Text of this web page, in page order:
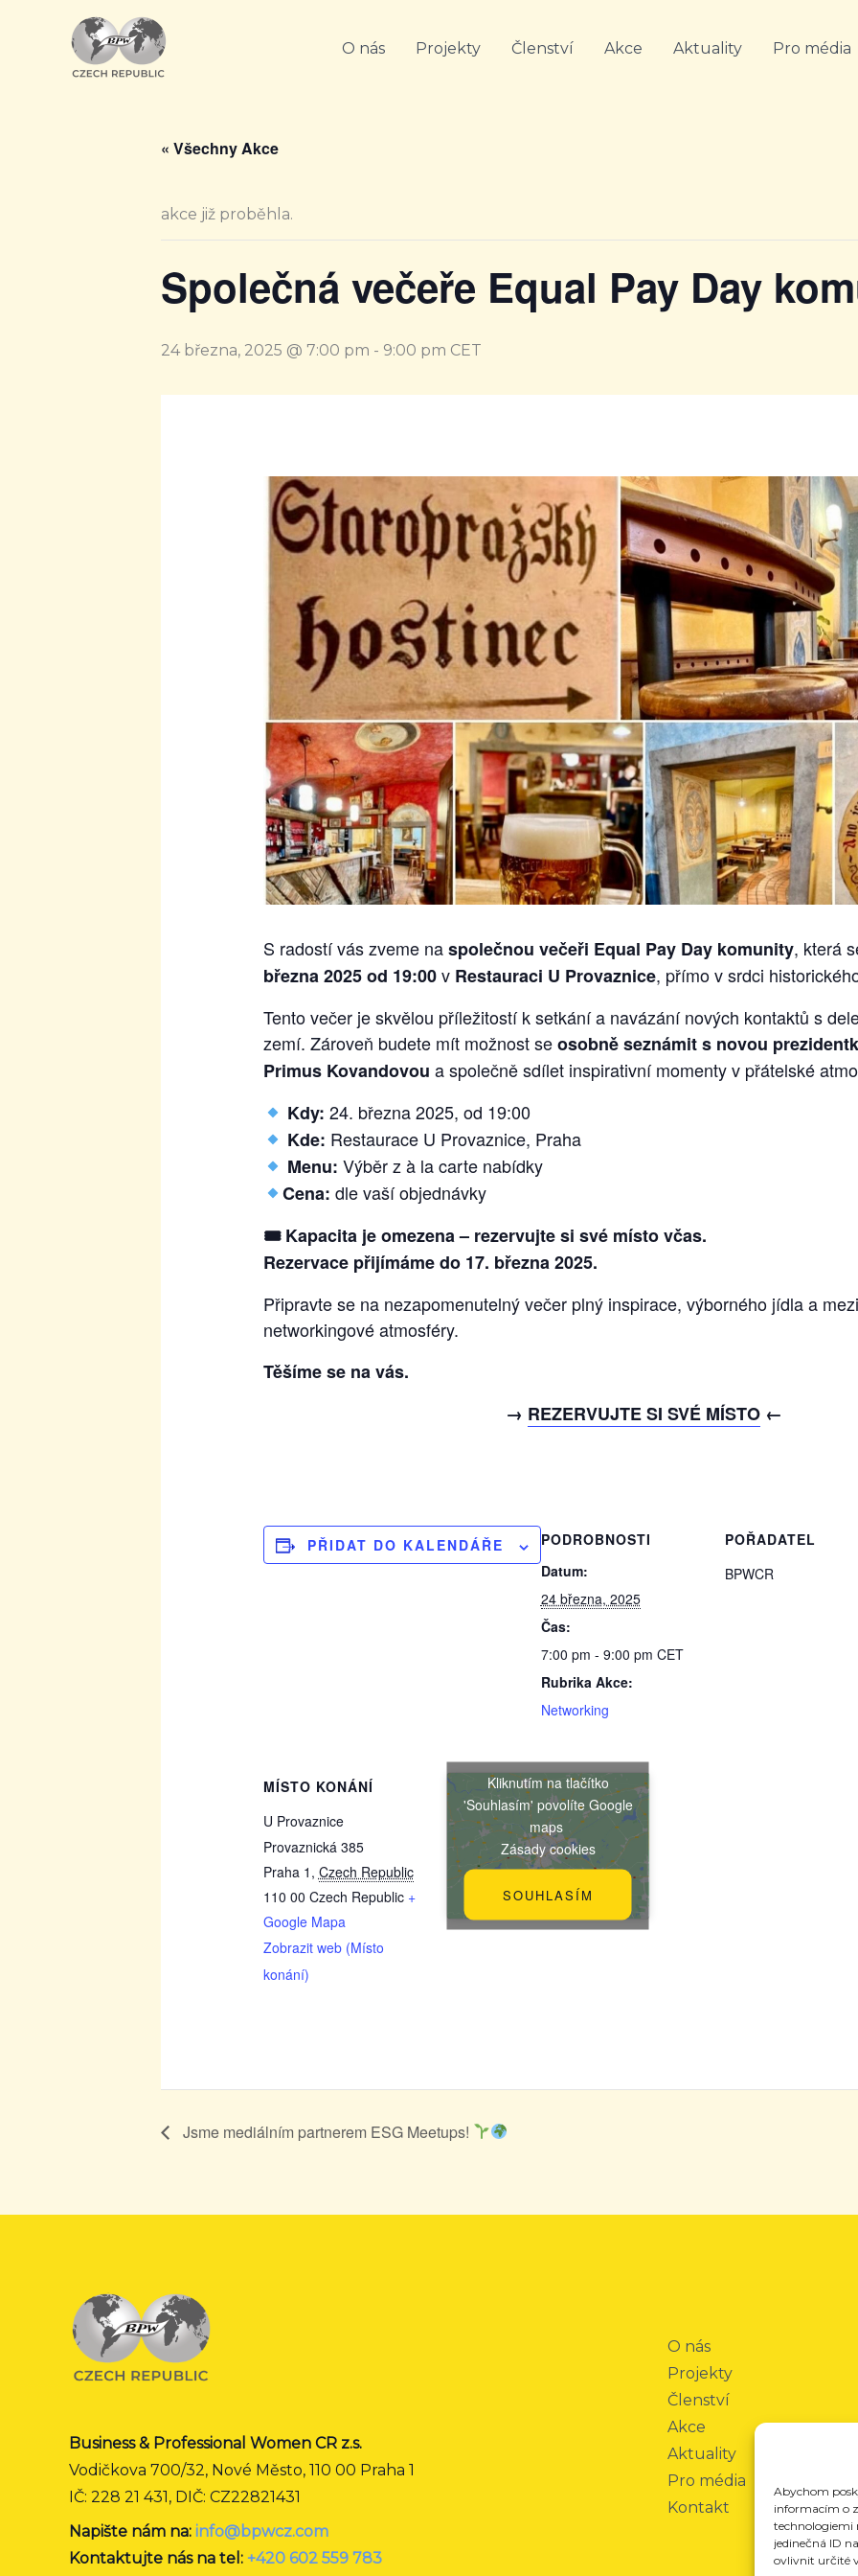
Abychom
informacím o
technologiemi
jedinečná ID
ovlivnit určité
O nás Projekty Členství Akce Aktuality Pro média
« Všechny Akce
akce již proběhla.
Společná večeře Equal Pay Day
24 března, 2025 @ 7:00 pm - 9:00 pm CET
S radostí vás zveme naspolečnou večeři Equal Pay Day komunity, která
března 2025 od 19:00v Restauraci U Provaznice, přímo v srdci
Tento večer je skvělou příležitostí k setkání a navázání nových kontaktů s
zemí. Zároveň budete mít možnost seosobně seznámit s novou
Primus Kovandovou a společně sdílet inspirativní momenty v přátelské
Kdy: 24. března 2025, od 19:00
Kde: Restaurace U Provaznice, Praha
Menu: Výběr z à la carte nabídky
Cena: dle vaší objednávky
🎟 Kapacita je omezena – rezervujte si své místo včas.
Rezervace přijímáme do 17. března 2025.
Připravte se na nezapomenutelný večer plný inspirace, výborného jídla a
networkingové atmosféry.
Těšíme se na vás.
→ REZERVUJTE SI SVÉ MÍSTO←
PŘIDAT DO KALENDÁŘE
PODROBNOSTI
Datum:
24 března, 2025
Čas:
7:00 pm - 9:00 pm CET
Rubrika Akce:
Networking
POŘADATEL
BPWCR
MÍSTO KONÁNÍ
U Provaznice
Provaznická 385
Praha 1 , Czech Republic
110 00 Czech Republic +
Google Mapa
Zobrazit web (Místo
konání)
Kliknutím na tlačítko
'Souhlasím' povolíte Google
maps
Zásady cookies
SOUHLASÍM
Jsme mediálním partnerem ESG Meetups!
Business & Professional Women CR z.s.
Vodičkova 700/32, Nové Město, 110 00 Praha 1
IČ: 228 21 431, DIČ: CZ22821431
Napište nám na: info@bpwcz.com
Kontaktujte nás na tel: +420 602 559 783
O nás
Projekty
Členství
Akce
Aktuality
Pro média
Kontakt